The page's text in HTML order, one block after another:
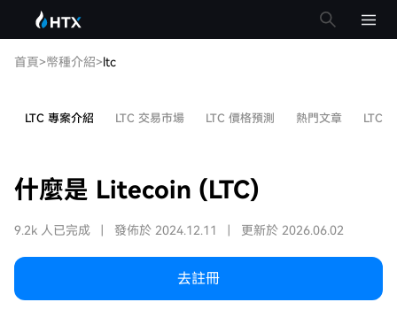
首頁>幣種介紹>ltc
LTC 專案介紹 LTC 交易市場 LTC 價格預測 熱門文章 LTC
什麼是 Litecoin (LTC)
9.2k 人已完成 發佈於 2024.12.11 更新於 2026.06.02
去註冊